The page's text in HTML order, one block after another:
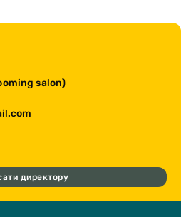
salon)
директору